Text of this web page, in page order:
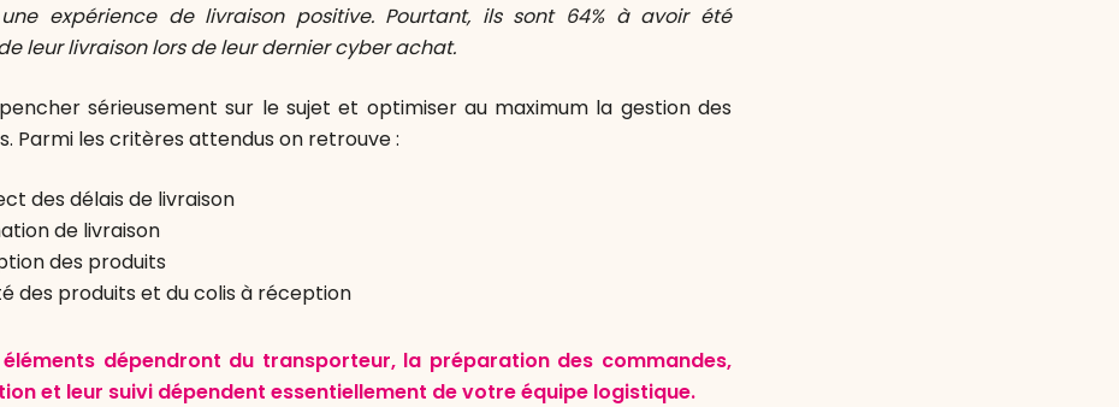
expérience de livraison positive. Pourtant, ils sont 64% à avoir été
leur livraison lors de leur dernier cyber achat.
sérieusement sur le sujet et optimiser au maximum la gestion des
Parmi les critères attendus on retrouve :
des délais de livraison
de livraison
des produits
des produits et du colis à réception
dépendront du transporteur, la préparation des commandes,
et leur suivi dépendent essentiellement de votre équipe logistique.